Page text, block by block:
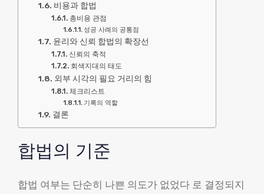
비용과 합법
총비용 관점
성공 사례의 공통점
윤리와 신뢰 합법의 확장선
신뢰의 축적
회색지대의 태도
외부 시각의 필요 거리의 힘
체크리스트
기록의 역할
결론
합법의 기준
합법 여부는 단순히 나쁜 의도가 없었다 로 결정되지